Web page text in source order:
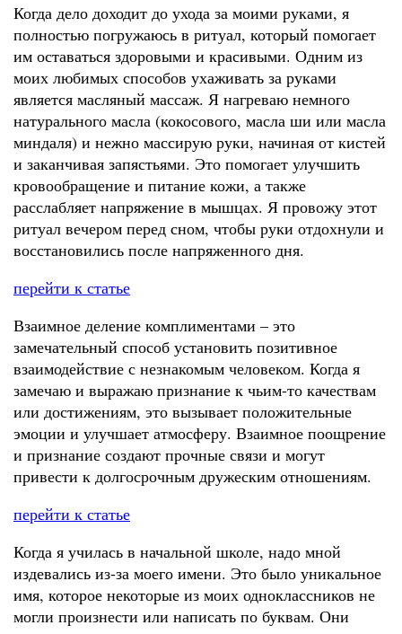
Когда дело доходит до ухода за моими руками, я
полностью погружаюсь в ритуал, который помогает
им оставаться здоровыми и красивыми. Одним из
моих любимых способов ухаживать за руками
является масляный массаж. Я нагреваю немного
натурального масла (кокосового, масла ши или масла
миндаля) и нежно массирую руки, начиная от кистей
и заканчивая запястьями. Это помогает улучшить
кровообращение и питание кожи, а также
расслабляет напряжение в мышцах. Я провожу этот
ритуал вечером перед сном, чтобы руки отдохнули и
восстановились после напряженного дня.
перейти к статье
Взаимное деление комплиментами – это
замечательный способ установить позитивное
взаимодействие с незнакомым человеком. Когда я
замечаю и выражаю признание к чьим-то качествам
или достижениям, это вызывает положительные
эмоции и улучшает атмосферу. Взаимное поощрение
и признание создают прочные связи и могут
привести к долгосрочным дружеским отношениям.
перейти к статье
Когда я училась в начальной школе, надо мной
издевались из-за моего имени. Это было уникальное
имя, которое некоторые из моих одноклассников не
могли произнести или написать по буквам. Они